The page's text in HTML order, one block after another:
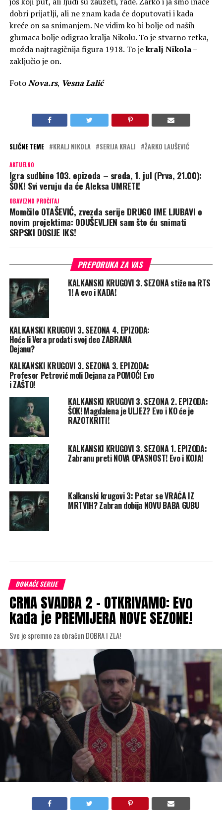
dobri prijatlji, ali ne znam kada će doputovati i kada
kreće on sa snimanjem. Ne vidim ko bi bolje od naših
glumaca bolje odigrao kralja Nikolu. To je stvarno retka,
možda najtragičnija figura 1918. To jekralj Nikola–
zaključio je on.
FotoNova.rs, Vesna Lalić
SLIČNE TEME KRALJ NIKOLA SERIJA KRALJ ŽARKO LAUŠEVIĆ
AKTUELNO
Igra sudbine 103. epizoda – sreda, 1. jul (Prva, 21.00):
ŠOK! Svi veruju da će Aleksa UMRETI!
OBAVEZNO PROČITAJ
Momčilo OTAŠEVIĆ, zvezda serije DRUGO IME LJUBAVI o
novim projektima: ODUŠEVLJEN sam što ću snimati
SRPSKI DOSIJE IKS!
PREPORUKA ZA VAS
KALKANSKI KRUGOVI 3. SEZONA stiže na RTS
1! A evo i KADA!
KALKANSKI KRUGOVI 3. SEZONA 4. EPIZODA:
Hoće li Vera prodati svoj deo ZABRANA
Dejanu?
KALKANSKI KRUGOVI 3. SEZONA 3. EPIZODA:
Profesor Petrović moli Dejana za POMOĆ! Evo
i ZAŠTO!
KALKANSKI KRUGOVI 3. SEZONA 2. EPIZODA:
ŠOK! Magdalena je ULJEZ? Evo i KO će je
RAZOTKRITI!
KALKANSKI KRUGOVI 3. SEZONA 1. EPIZODA:
Zabranu preti NOVA OPASNOST! Evo i KOJA!
Kalkanski krugovi 3: Petar se VRAĆA IZ
MRTVIH? Zabran dobija NOVU BABA GUBU
DOMAĆE SERIJE
CRNA SVADBA 2 – OTKRIVAMO: Evo
kada je PREMIJERA NOVE SEZONE!
Sve je spremno za obračun DOBRA I ZLA!